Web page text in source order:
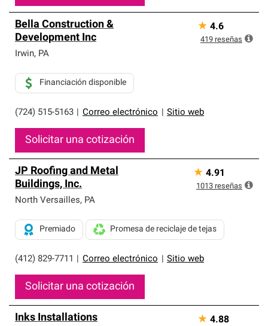
Bella Construction &
Development Inc
Irwin, PA
(724) 515-5163 Correo electrónico Sitio web
Financiación disponible
Solicitar una cotización
★ 4.6
419 reseñas
JP Roofing and Metal
Buildings, Inc.
North Versailles, PA
(412) 829-7711 Correo electrónico Sitio web
Premiado Promesa de reciclaje de tejas
Solicitar una cotización
★ 4.91
1013 reseñas
Inks Installations ★ 4.88